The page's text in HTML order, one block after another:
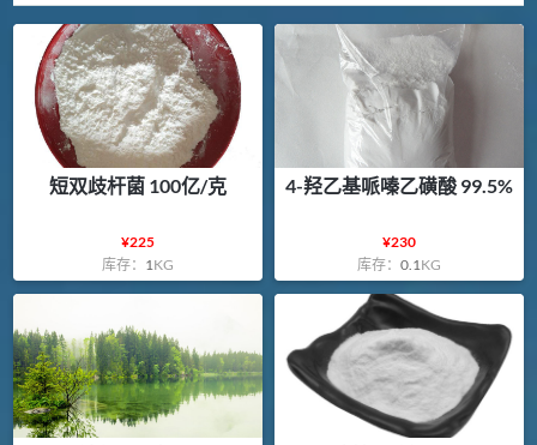
短双歧杆菌 100亿/克
¥225
库存： 1KG
4-羟乙基哌嗪乙磺酸 99.5%
¥230
库存：0.1KG